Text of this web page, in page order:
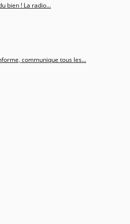
bien ! La radio...
communique tous les...